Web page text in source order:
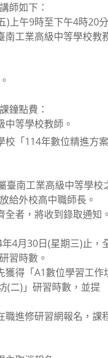
師如下：
)上午9時至下午4時20
南工業高級中等學校教
鐘點費：
等學校教師。
校「114年數位精進方
臺南工業高級中等學校
給外校高中職師長。
者，將收到錄取通知。
4月30日(星期三)止，
習時數。
獲得「A1數位學習工作
(二)」研習時數，並提
職進修研習網報名，課